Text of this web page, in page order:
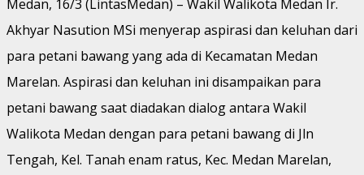
Medan, 16/3 (LintasMedan) – Wakil Walikota Medan Ir.
Akhyar Nasution MSi menyerap aspirasi dan keluhan dari
para petani bawang yang ada di Kecamatan Medan
Marelan. Aspirasi dan keluhan ini disampaikan para
petani bawang saat diadakan dialog antara Wakil
Walikota Medan dengan para petani bawang di Jln
Tengah, Kel. Tanah enam ratus, Kec. Medan Marelan,